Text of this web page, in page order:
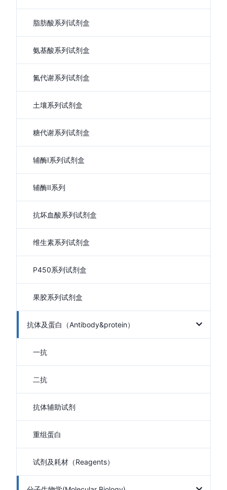
脂肪酸系列试剂盒
氨基酸系列试剂盒
氮代谢系列试剂盒
土壤系列试剂盒
糖代谢系列试剂盒
辅酶I系列试剂盒
辅酶II系列
抗坏血酸系列试剂盒
维生素系列试剂盒
P450系列试剂盒
果胶系列试剂盒
抗体及蛋白（Antibody&protein）
一抗
二抗
抗体辅助试剂
重组蛋白
试剂及耗材（Reagents）